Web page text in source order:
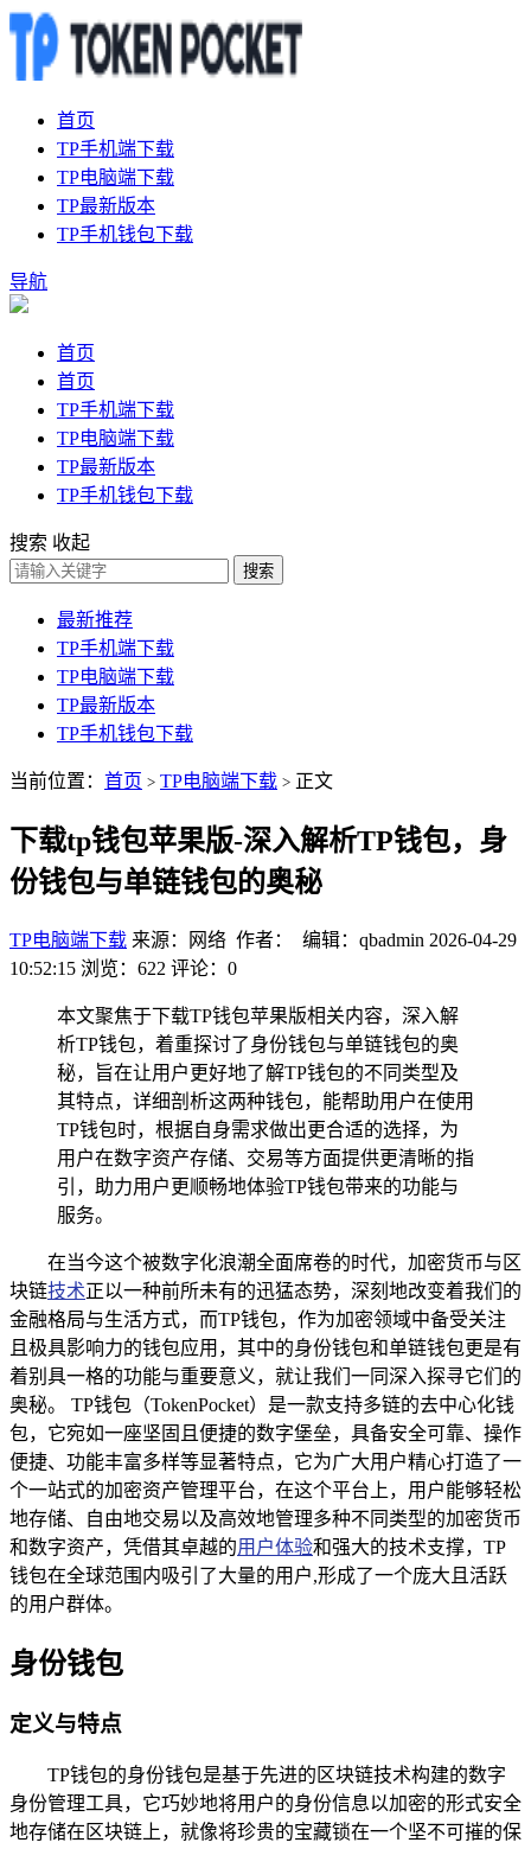
首页
TP手机端下载
TP电脑端下载
TP最新版本
TP手机钱包下载
导航
首页
首页
TP手机端下载
TP电脑端下载
TP最新版本
TP手机钱包下载
搜索 收起
搜索
最新推荐
TP手机端下载
TP电脑端下载
TP最新版本
TP手机钱包下载
当前位置： 首页 > TP电脑端下载 > 正文
下载tp钱包苹果版-深入解析TP钱包，身
份钱包与单链钱包的奥秘
TP电脑端下载 来源：网络 作者： 编辑：qbadmin 2026-04-29
10:52:15 浏览：622 评论：0
本文聚焦于下载TP钱包苹果版相关内容，深入解
析TP钱包，着重探讨了身份钱包与单链钱包的奥
秘，旨在让用户更好地了解TP钱包的不同类型及
其特点，详细剖析这两种钱包，能帮助用户在使用
TP钱包时，根据自身需求做出更合适的选择，为
用户在数字资产存储、交易等方面提供更清晰的指
引，助力用户更顺畅地体验TP钱包带来的功能与
服务。
在当今这个被数字化浪潮全面席卷的时代，加密货币与区
块链技术正以一种前所未有的迅猛态势，深刻地改变着我们的
金融格局与生活方式，而TP钱包，作为加密领域中备受关注
且极具影响力的钱包应用，其中的身份钱包和单链钱包更是有
着别具一格的功能与重要意义，就让我们一同深入探寻它们的
奥秘。 TP钱包（TokenPocket）是一款支持多链的去中心化钱
包，它宛如一座坚固且便捷的数字堡垒，具备安全可靠、操作
便捷、功能丰富多样等显著特点，它为广大用户精心打造了一
个一站式的加密资产管理平台，在这个平台上，用户能够轻松
地存储、自由地交易以及高效地管理多种不同类型的加密货币
和数字资产，凭借其卓越的用户体验和强大的技术支撑，TP
钱包在全球范围内吸引了大量的用户,形成了一个庞大且活跃
的用户群体。
身份钱包
定义与特点
TP钱包的身份钱包是基于先进的区块链技术构建的数字
身份管理工具，它巧妙地将用户的身份信息以加密的形式安全
地存储在区块链上，就像将珍贵的宝藏锁在一个坚不可摧的保